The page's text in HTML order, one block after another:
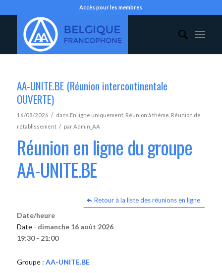
Accès pour les membres
AA-UNITE.BE (Réunion intercontinentale
OUVERTE)
16/08/2026 / dans En ligne uniquement, Réunion à thème Réunion de
rétablissement / parAdmin_AA
Réunion en ligne du groupe
AA-UNITE.BE
Retour à la liste des réunions en ligne
Date/heure
Date - dimanche 16 août 2026
19:30 - 21:00
Groupe : AA-UNITE.BE